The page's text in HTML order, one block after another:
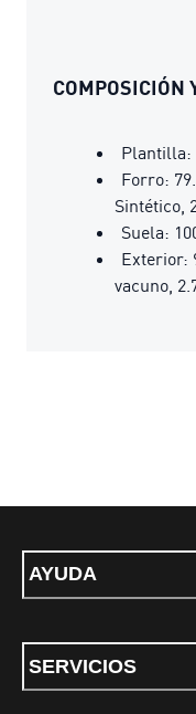
COMPOSICIÓN
Plantilla:
Forro:
Sintético,
Suela:
Exterior:
vacuno,
AYUDA
SERVICIOS